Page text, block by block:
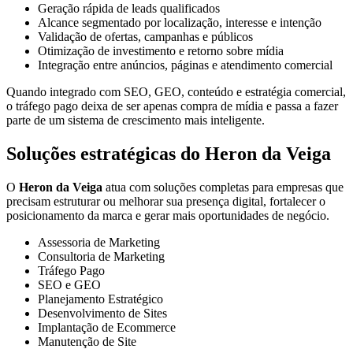
Geração rápida de leads qualificados
Alcance segmentado por localização, interesse e intenção
Validação de ofertas, campanhas e públicos
Otimização de investimento e retorno sobre mídia
Integração entre anúncios, páginas e atendimento comercial
Quando integrado com SEO, GEO, conteúdo e estratégia comercial,
o tráfego pago deixa de ser apenas compra de mídia e passa a fazer
parte de um sistema de crescimento mais inteligente.
Soluções estratégicas do Heron da Veiga
O Heron da Veiga atua com soluções completas para empresas que
precisam estruturar ou melhorar sua presença digital, fortalecer o
posicionamento da marca e gerar mais oportunidades de negócio.
Assessoria de Marketing
Consultoria de Marketing
Tráfego Pago
SEO e GEO
Planejamento Estratégico
Desenvolvimento de Sites
Implantação de Ecommerce
Manutenção de Site